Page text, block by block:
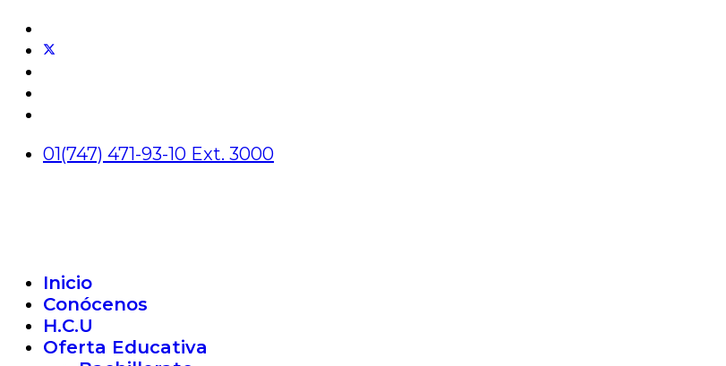
01(747) 471-93-10 Ext. 3000
Inicio
Conócenos
H.C.U
Oferta Educativa